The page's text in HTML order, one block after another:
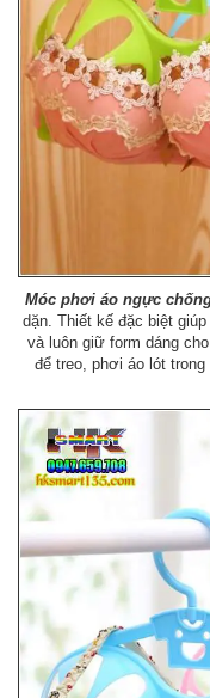
Móc phơi áo ngực
dặn. Thiết kế đặc biệt
và luôn giữ form dáng
để treo, phơi áo lót